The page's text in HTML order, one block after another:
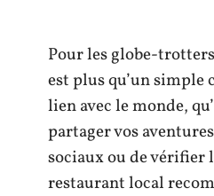
Pour les globe-
est plus qu’un simple
lien avec le monde,
partager vos
sociaux ou de vérifier
restaurant local